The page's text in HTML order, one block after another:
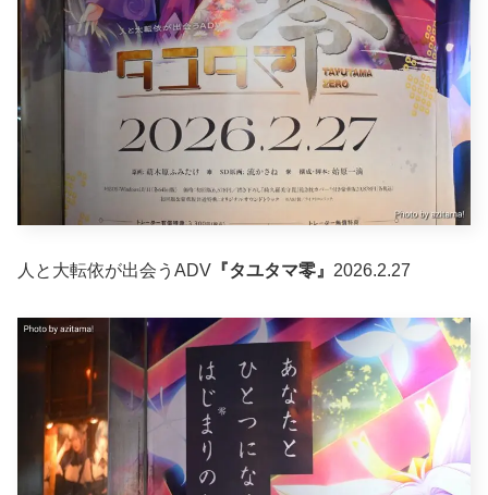
人と大転依が出会うADV 『タユタマ零』 2026.2.27